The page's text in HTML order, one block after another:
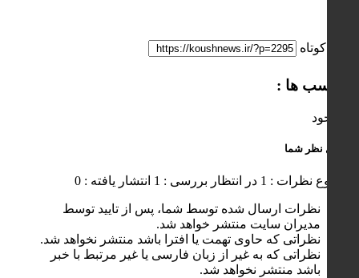
لینک کوتاه
برچسب ها :
ناموجود
ارسال نظر شما
مجموع نظرات : 1 در انتظار بررسی : 1 انتشار یافته : 0
نظرات ارسال شده توسط شما، پس از تایید توسط
مدیران سایت منتشر خواهد شد.
نظراتی که حاوی تهمت یا افترا باشد منتشر نخواهد شد.
نظراتی که به غیر از زبان فارسی یا غیر مرتبط با خبر
باشد منتشر نخواهد شد.